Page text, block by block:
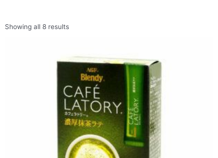
Showing all 8 results